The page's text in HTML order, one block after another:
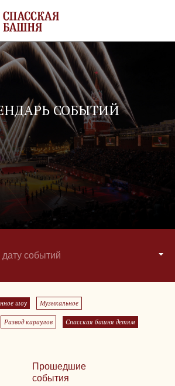
СОБЫТИЙ
событий
шоу Музыкальное
Развод караулов Спасская башня детям
Прошедшие
события